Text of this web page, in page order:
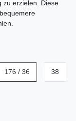
zu erzielen. Diese
176 / 36 38